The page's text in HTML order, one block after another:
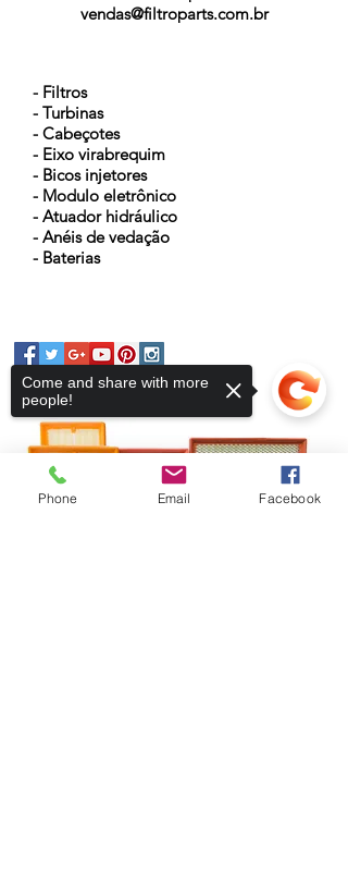
vendas@filtroparts.com.br
- Filtros
- Turbinas
- Cabeçotes
- Eixo virabrequim
- Bicos injetores
- Modulo eletrônico
- Atuador hidráulico
- Anéis de vedação
- Baterias
Phone Email Facebook
Come and share with more
people!